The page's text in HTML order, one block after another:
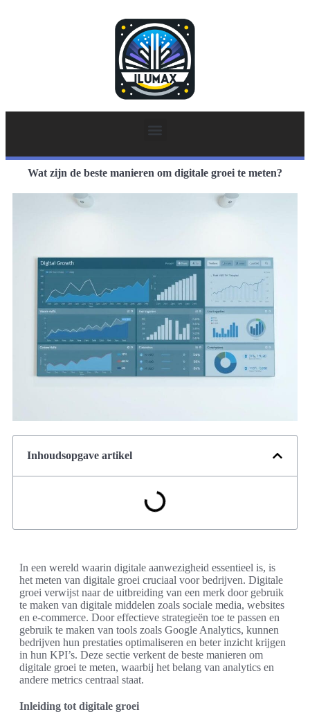
Wat zijn de beste manieren om digitale groei te meten?
Inhoudsopgave artikel
In een wereld waarin digitale aanwezigheid essentieel is, is
het meten van digitale groei cruciaal voor bedrijven. Digitale
groei verwijst naar de uitbreiding van een merk door gebruik
te maken van digitale middelen zoals sociale media, websites
en e-commerce. Door effectieve strategieën toe te passen en
gebruik te maken van tools zoals Google Analytics, kunnen
bedrijven hun prestaties optimaliseren en beter inzicht krijgen
in hun KPI’s. Deze sectie verkent de beste manieren om
digitale groei te meten, waarbij het belang van analytics en
andere metrics centraal staat.
Inleiding tot digitale groei